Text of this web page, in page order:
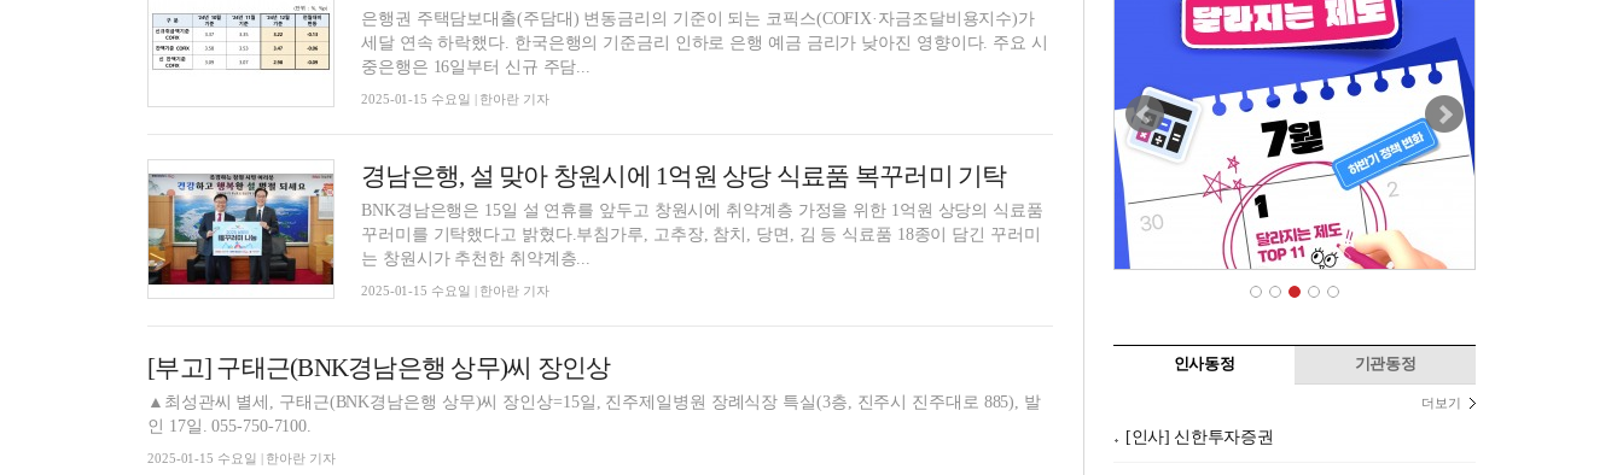
은행권 주택담보대출(주담대) 변동금리의 기준이 되는 코픽스(COFIX·자금조달비용지수)가
세달 연속 하락했다. 한국은행의 기준금리 인하로 은행 예금 금리가 낮아진 영향이다. 주요 시
중은행은 16일부터 신규 주담...
2025-01-15 수요일 | 한아란 기자
경남은행, 설 맞아 창원시에 1억원 상당 식료품 복꾸러미 기탁
BNK경남은행은 15일 설 연휴를 앞두고 창원시에 취약계층 가정을 위한 1억원 상당의 식료품
꾸러미를 기탁했다고 밝혔다.부침가루, 고추장, 참치, 당면, 김 등 식료품 18종이 담긴 꾸러미
는 창원시가 추천한 취약계층...
2025-01-15 수요일 | 한아란 기자
[부고] 구태근(BNK경남은행 상무)씨 장인상
▲최성관씨 별세, 구태근(BNK경남은행 상무)씨 장인상=15일, 진주제일병원 장례식장 특실(3층, 진주시 진주대로 885), 발
인 17일. 055-750-7100.
2025-01-15 수요일 | 한아란 기자
인사동정 기관동정
더보기
[인사] 신한투자증권